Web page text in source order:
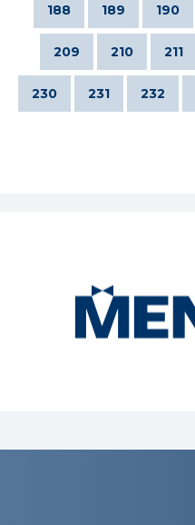
188 189 190
209 210 211
230 231 232